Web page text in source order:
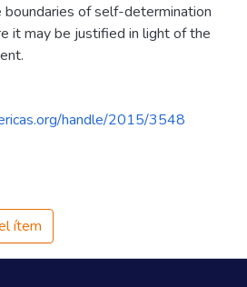
of self-determination
it may be justified in light of the
handle/2015/3548
ítem